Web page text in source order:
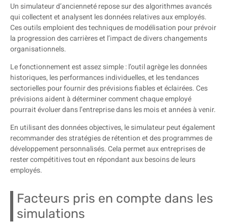
Un simulateur d’ancienneté repose sur des algorithmes avancés
qui collectent et analysent les données relatives aux employés.
Ces outils emploient des techniques de modélisation pour prévoir
la progression des carrières et l’impact de divers changements
organisationnels.
Le fonctionnement est assez simple : l’outil agrège les données
historiques, les performances individuelles, et les tendances
sectorielles pour fournir des prévisions fiables et éclairées. Ces
prévisions aident à déterminer comment chaque employé
pourrait évoluer dans l’entreprise dans les mois et années à venir.
En utilisant des données objectives, le simulateur peut également
recommander des stratégies de rétention et des programmes de
développement personnalisés. Cela permet aux entreprises de
rester compétitives tout en répondant aux besoins de leurs
employés.
Facteurs pris en compte dans les
simulations